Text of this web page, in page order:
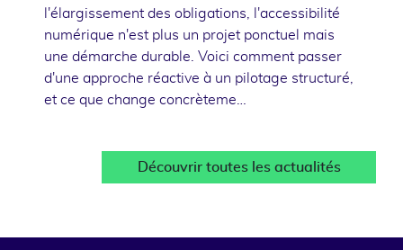
l'élargissement des obligations, l'accessibilité
numérique n'est plus un projet ponctuel mais
une démarche durable. Voici comment passer
d'une approche réactive à un pilotage structuré,
et ce que change concrèteme…
Découvrir toutes les actualités